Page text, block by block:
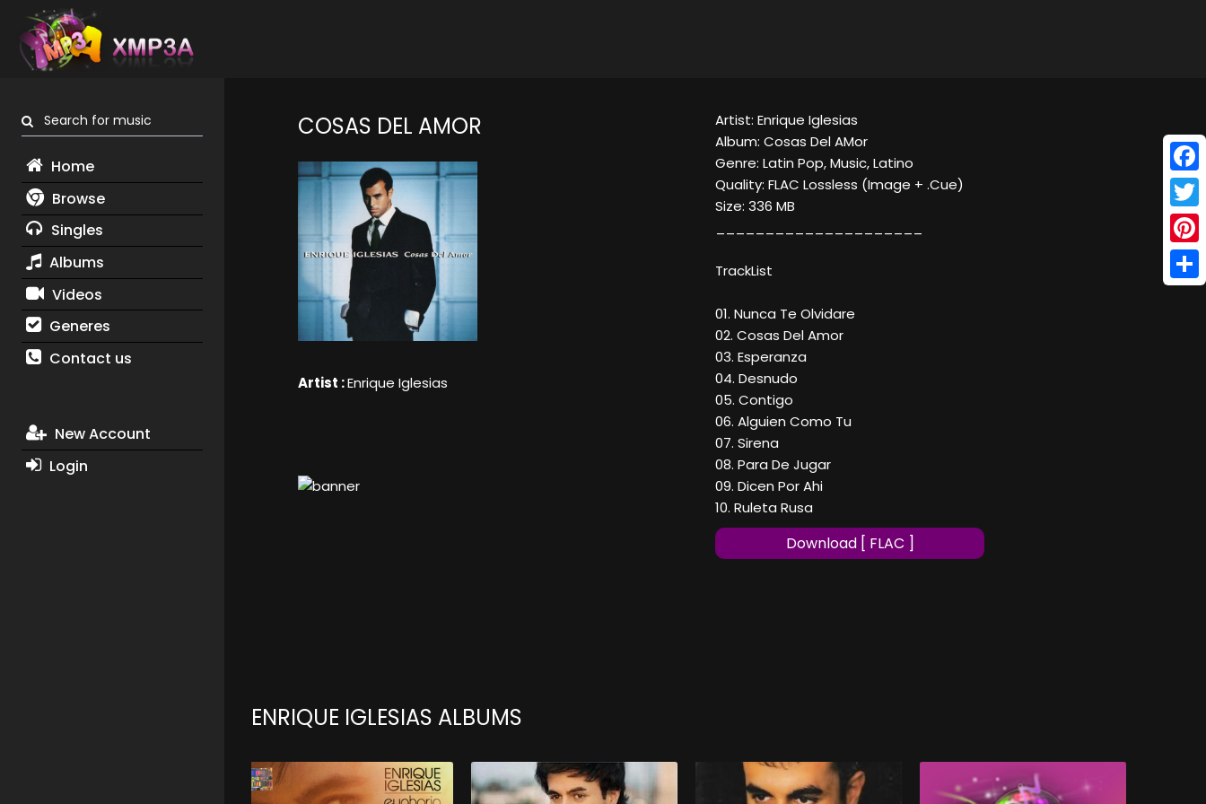
Search for music
Home
Browse
Singles
Albums
Videos
Generes
Contact us
New Account
Login
COSAS DEL AMOR
Artist :Enrique Iglesias
Artist: Enrique Iglesias
Album: Cosas Del AMor
Genre: Latin Pop, Music, Latino
Quality: FLAC Lossless (Image + .Cue)
Size: 336 MB
TrackList
01. Nunca Te Olvidare
02. Cosas Del Amor
03. Esperanza
04. Desnudo
05. Contigo
06. Alguien Como Tu
07. Sirena
08. Para De Jugar
09. Dicen Por Ahi
10. Ruleta Rusa
Download [ FLAC ]
ENRIQUE IGLESIAS ALBUMS